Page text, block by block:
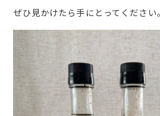
ぜひ見かけたら手にとってください。